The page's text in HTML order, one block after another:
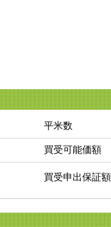
平米数
買受可能価額
買受申出保証額